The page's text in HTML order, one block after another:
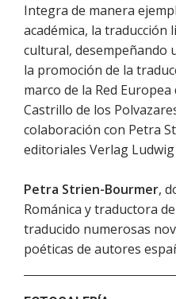
Integra de manera
académica, la traducción
cultural, desempeñando
la promoción de la
marco de la Red
Castrillo de los
colaboración con Petra
editoriales Verlag
Petra Strien-Bourmer,
Románica y traductora
traducido numerosas
poéticas de autores